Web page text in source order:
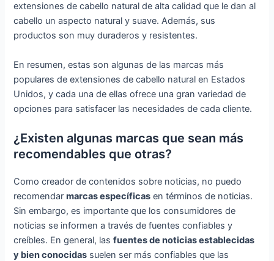
extensiones de cabello natural de alta calidad que le dan al
cabello un aspecto natural y suave. Además, sus
productos son muy duraderos y resistentes.
En resumen, estas son algunas de las marcas más
populares de extensiones de cabello natural en Estados
Unidos, y cada una de ellas ofrece una gran variedad de
opciones para satisfacer las necesidades de cada cliente.
¿Existen algunas marcas que sean más
recomendables que otras?
Como creador de contenidos sobre noticias, no puedo
recomendarmarcas específicas en términos de noticias.
Sin embargo, es importante que los consumidores de
noticias se informen a través de fuentes confiables y
creíbles. En general, lasfuentes de noticias establecidas
y bien conocidas suelen ser más confiables que las